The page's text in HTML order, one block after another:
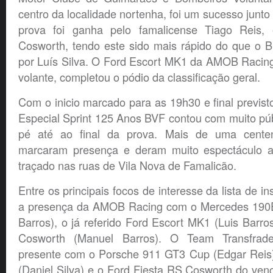
centro da localidade nortenha, foi um sucesso
prova foi ganha pelo famalicense Tiago
Cosworth, tendo este sido mais rápido do que o
por Luís Silva. O Ford Escort MK1 da AMOB
volante, completou o pódio da classificação geral.
Com o inicio marcado para as 19h30 e final
Especial Sprint 125 Anos BVF contou com muito
pé até ao final da prova. Mais de uma
marcaram presença e deram muito espectáculo
traçado nas ruas de Vila Nova de Famalicão.
Entre os principais focos de interesse da lista de
a presença da AMOB Racing com o Mercedes
Barros), o já referido Ford Escort MK1 (Luis
Cosworth (Manuel Barros). O Team
presente com o Porsche 911 GT3 Cup (Edgar
(Daniel Silva) e o Ford Fiesta RS Cosworth do